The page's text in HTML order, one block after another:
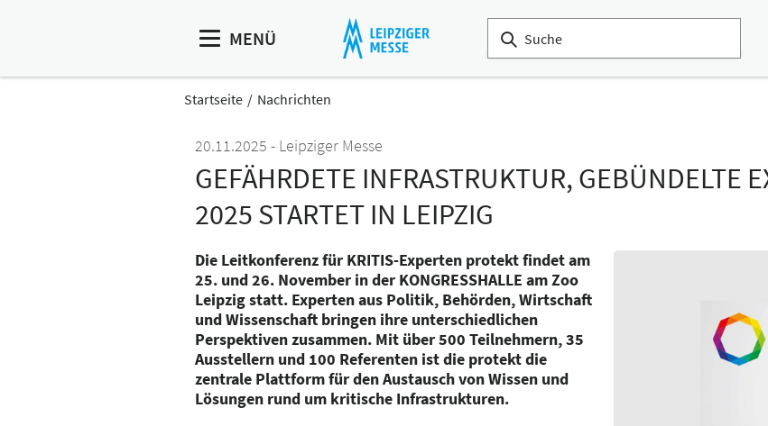
MENÜ
Startseite Nachrichten
20.11.2025
Leipziger Messe
GEFÄHRDETE INFRASTRUKTUR, GEBÜNDELTE
2025 STARTET IN LEIPZIG
Die Leitkonferenz für KRITIS-Experten protekt findet am
25. und 26. November in der KONGRESSHALLE am Zoo
Leipzig statt. Experten aus Politik, Behörden, Wirtschaft
und Wissenschaft bringen ihre unterschiedlichen
Perspektiven zusammen. Mit über 500 Teilnehmern, 35
Ausstellern und 100 Referenten ist die protekt die
zentrale Plattform für den Austausch von Wissen und
Lösungen rund um kritische Infrastrukturen.